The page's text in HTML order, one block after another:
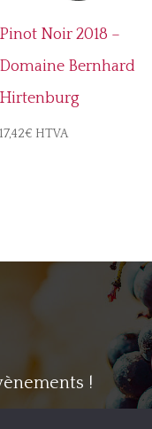
Pinot Noir 2018 –
Domaine Bernhard
Hirtenburg
17,42€ HTVA
!